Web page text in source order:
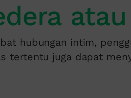
hubungan intim,
tertentu juga dapat